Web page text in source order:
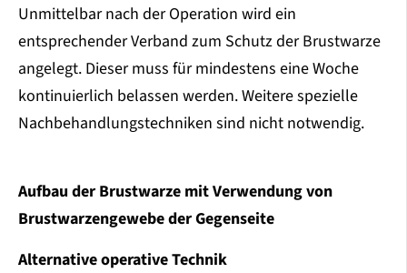
Unmittelbar nach der Operation wird ein
entsprechender Verband zum Schutz der Brustwarze
angelegt. Dieser muss für mindestens eine Woche
kontinuierlich belassen werden. Weitere spezielle
Nachbehandlungstechniken sind nicht notwendig.
Aufbau der Brustwarze mit Verwendung von
Brustwarzengewebe der Gegenseite
Alternative operative Technik